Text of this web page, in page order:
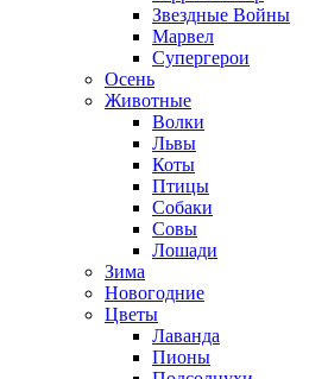
Звездные Войны
Марвел
Супергерои
Осень
Животные
Волки
Львы
Коты
Птицы
Собаки
Совы
Лошади
Зима
Новогодние
Цветы
Лаванда
Пионы